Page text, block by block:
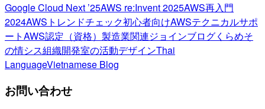
Google Cloud Next ’25AWS re:Invent 2025AWS再入門
2024AWSトレンドチェック初心者向けAWSテクニカルサポ
ートAWS認定（資格） 製造業関連ジョインブログくらめそ
の情シス組織開発室の活動デザインThai
LanguageVietnamese Blog
お問い合わせ